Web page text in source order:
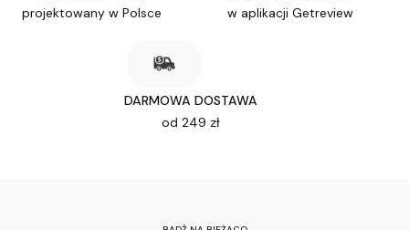
projektowany w Polsce
w aplikacji Getreview
DARMOWA DOSTAWA
od 249 zł